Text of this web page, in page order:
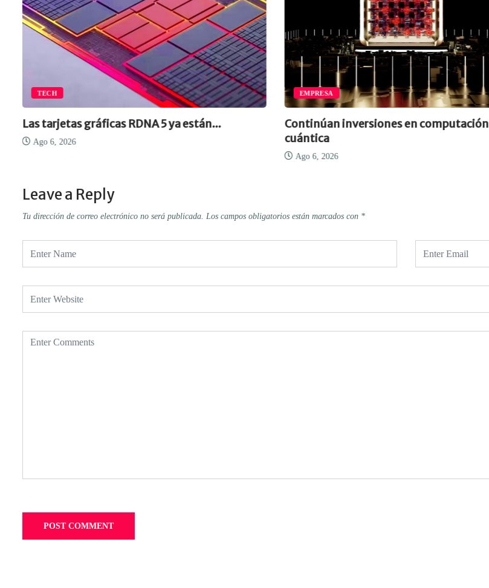
TECH
Las tarjetas gráficas RDNA 5 ya están...
Ago 6, 2026
EMPRESA
Continúan inversiones en computación
cuántica
Ago 6, 2026
Leave a Reply
Tu dirección de correo electrónico no será publicada. Los campos obligatorios están marcados con *